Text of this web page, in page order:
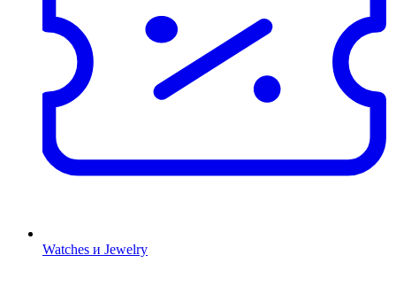
Watches и Jewelry